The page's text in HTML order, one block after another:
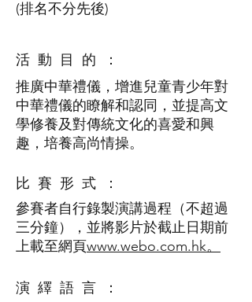
(排名不分先後)
活 動 目 的 ：
推廣中華禮儀，增進兒童青少年對
中華禮儀的瞭解和認同，並提高文
學修養及對傳統文化的喜愛和興
趣，培養高尚情操。
比 賽 形 式 ：
參賽者自行錄製演講過程（不超過
三分鐘），並將影片於截止日期前
上載至網頁www.webo.com.hk。
演 繹 語 言 ：